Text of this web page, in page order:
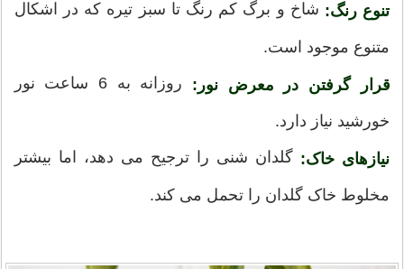
تنوع رنگ: شاخ و برگ کم رنگ تا سبز تیره که در اشکال
متنوع موجود است.
قرار گرفتن در معرض نور: روزانه به 6 ساعت نور
خورشید نیاز دارد.
نیازهای خاک: گلدان شنی را ترجیح می دهد، اما بیشتر
مخلوط خاک گلدان را تحمل می کند.